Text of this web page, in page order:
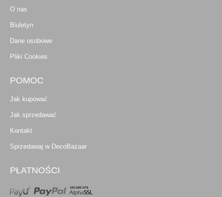
O nas
Biuletyn
Dane osobowe
Pliki Cookies
POMOC
Jak kupować
Jak sprzedawać
Kontakt
Sprzedawaj w DecoBazaar
PŁATNOŚCI